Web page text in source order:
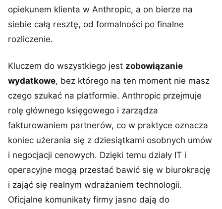
opiekunem klienta w Anthropic, a on bierze na
siebie całą resztę, od formalności po finalne
rozliczenie.
Kluczem do wszystkiego jest zobowiązanie
wydatkowe, bez którego na ten moment nie masz
czego szukać na platformie. Anthropic przejmuje
rolę głównego księgowego i zarządza
fakturowaniem partnerów, co w praktyce oznacza
koniec użerania się z dziesiątkami osobnych umów
i negocjacji cenowych. Dzięki temu działy IT i
operacyjne mogą przestać bawić się w biurokrację
i zająć się realnym wdrażaniem technologii.
Oficjalne komunikaty firmy jasno dają do